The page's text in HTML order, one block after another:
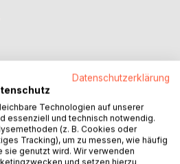
letzten Jahrzehnte, privat wie
geändert. Ebenso die
Datenschutzerklärung
Technologien auf unserer
essenziell und technisch notwendig.
(z. B. Cookies oder
Tracking), um zu messen, wie häufig
sie genutzt wird. Wir verwenden
und setzen hierzu